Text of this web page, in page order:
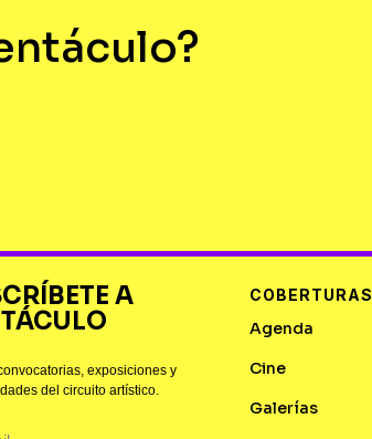
A
exposiciones y
del circuito artístico.
COBERTURAS
Agenda
Cine
Galerías